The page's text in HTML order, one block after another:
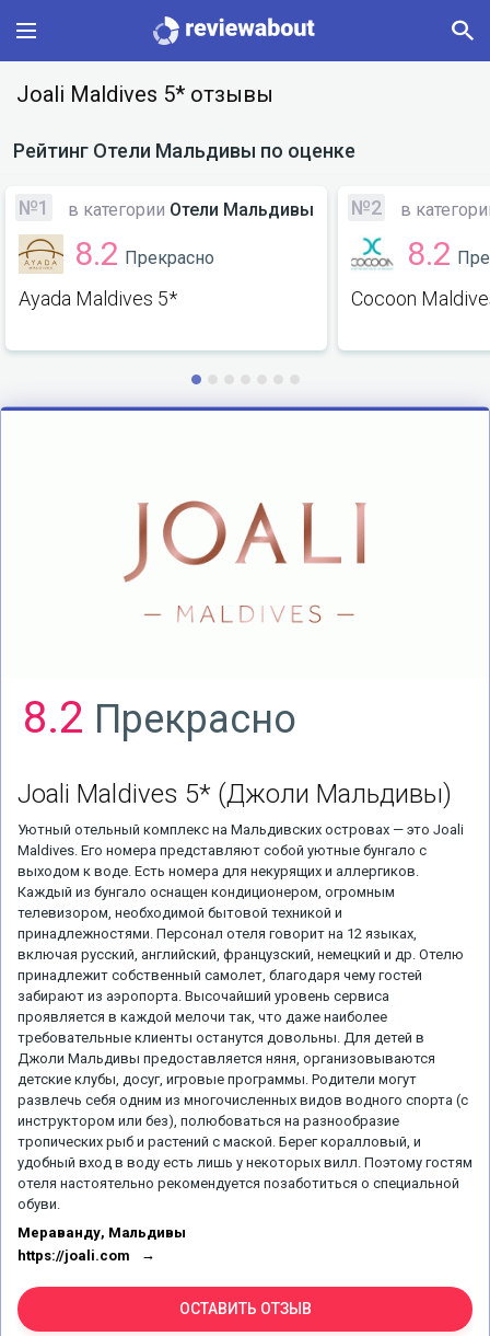
Main
Categories
Change language
Joali Maldives 5* отзывы
8.2 Прекрасно
Joali Maldives 5* (Джоли Мальдивы)
Уютный отельный комплекс на Мальдивских островах — это Joali
Maldives. Его номера представляют собой уютные бунгало с
выходом к воде. Есть номера для некурящих и аллергиков.
Каждый из бунгало оснащен кондиционером, огромным
телевизором, необходимой бытовой техникой и
принадлежностями. Персонал отеля говорит на 12 языках,
включая русский, английский, французский, немецкий и др. Отелю
принадлежит собственный самолет, благодаря чему гостей
забирают из аэропорта. Высочайший уровень сервиса
проявляется в каждой мелочи так, что даже наиболее
требовательные клиенты останутся довольны. Для детей в
Джоли Мальдивы предоставляется няня, организовываются
детские клубы, досуг, игровые программы. Родители могут
развлечь себя одним из многочисленных видов водного спорта (с
инструктором или без), полюбоваться на разнообразие
тропических рыб и растений с маской. Берег коралловый, и
удобный вход в воду есть лишь у некоторых вилл. Поэтому гостям
отеля настоятельно рекомендуется позаботиться о специальной
обуви.
Мераванду, Мальдивы
https://joali.com
ОСТАВИТЬ ОТЗЫВ
Рейтинг Отели Мальдивы по оценке
№1 в категории Отели Мальдивы
8.2 Прекрасно
Ayada Maldives 5*
№2 в
8.2
Cocoon